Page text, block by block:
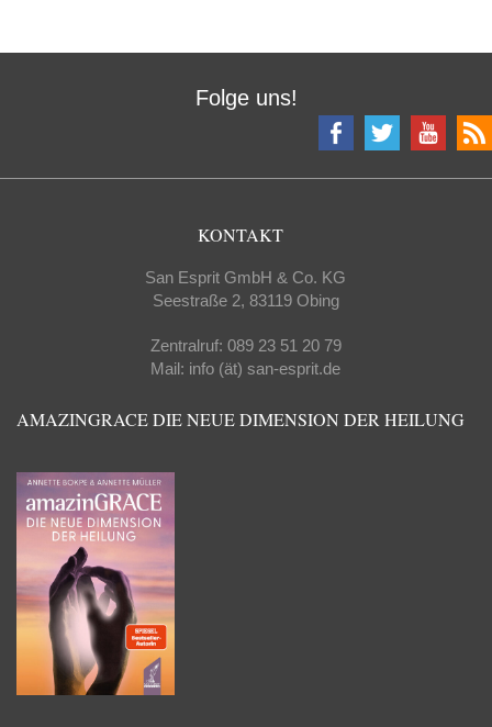
Folge uns!
KONTAKT
San Esprit GmbH & Co. KG
Seestraße 2, 83119 Obing
Zentralruf: 089 23 51 20 79
Mail: info (ät) san-esprit.de
AMAZINGRACE DIE NEUE DIMENSION DER HEILUNG